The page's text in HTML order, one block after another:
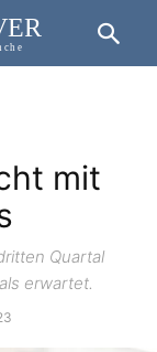
mit
Quartal
erwartet.